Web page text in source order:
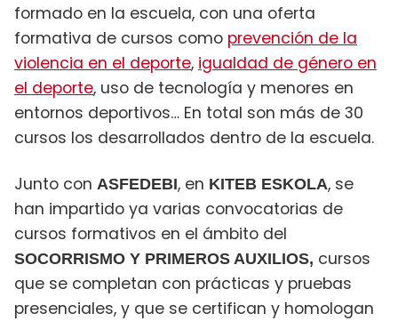
formado en la escuela, con una oferta
formativa de cursos como prevención de la
violencia en el deporte, igualdad de género en
el deporte, uso de tecnología y menores en
entornos deportivos… En total son más de 30
cursos los desarrollados dentro de la escuela.
Junto con ASFEDEBI, en KITEB ESKOLA, se
han impartido ya varias convocatorias de
cursos formativos en el ámbito del
SOCORRISMO Y PRIMEROS AUXILIOS, cursos
que se completan con prácticas y pruebas
presenciales, y que se certifican y homologan